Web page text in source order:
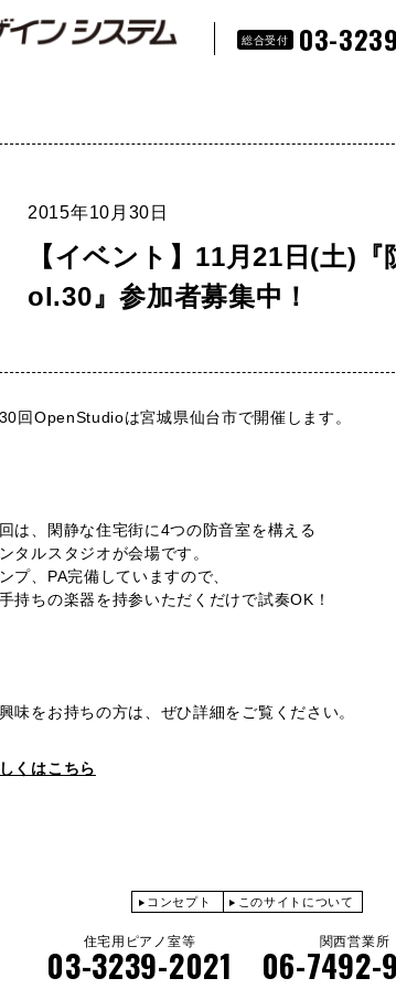
総合受付 03-
2015年10月30日
【イベント】11月21日(土)
ol.30』参加者募集中！
回OpenStudioは宮城県仙台市で開催します。
は、閑静な住宅街に4つの防音室を構える
タルスタジオが会場です。
プ、PA完備していますので、
持ちの楽器を持参いただくだけで試奏OK！
味をお持ちの方は、ぜひ詳細をご覧ください。
くはこちら
コンセプト このサイトについて
住宅用ピアノ室等
03-3239-2021
関西営業所
06-7492-